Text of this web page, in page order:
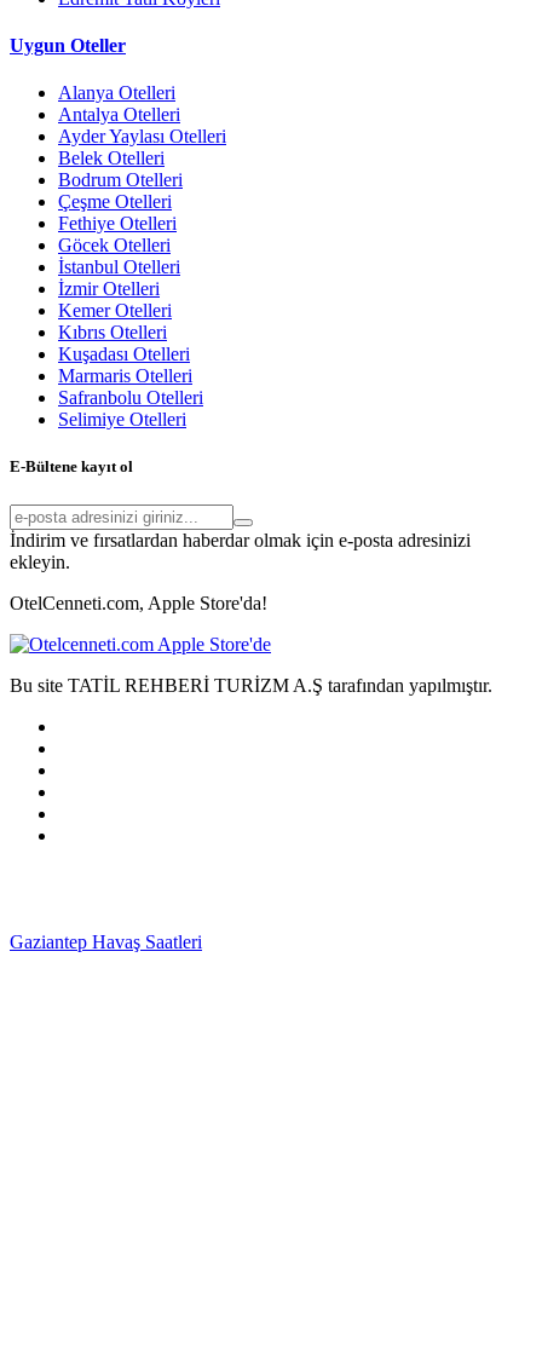
Uygun Oteller
Alanya Otelleri
Antalya Otelleri
Ayder Yaylası Otelleri
Belek Otelleri
Bodrum Otelleri
Çeşme Otelleri
Fethiye Otelleri
Göcek Otelleri
İstanbul Otelleri
İzmir Otelleri
Kemer Otelleri
Kıbrıs Otelleri
Kuşadası Otelleri
Marmaris Otelleri
Safranbolu Otelleri
Selimiye Otelleri
E-Bültene kayıt ol
İndirim ve fırsatlardan haberdar olmak için e-posta adresinizi
ekleyin.
OtelCenneti.com, Apple Store'da!
Bu site TATİL REHBERİ TURİZM A.Ş tarafından yapılmıştır.
Gaziantep Havaş Saatleri